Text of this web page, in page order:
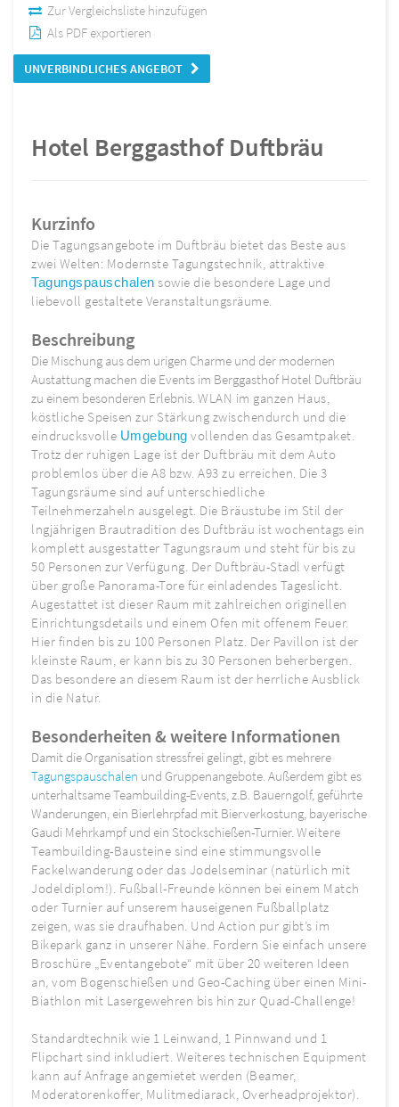
Zur Vergleichsliste hinzufügen
Als PDF exportieren
UNVERBINDLICHES ANGEBOT
Hotel Berggasthof Duftbräu
Kurzinfo
Die Tagungsangebote im Duftbräu bietet das Beste aus
zwei Welten: Modernste Tagungstechnik, attraktive
Tagungspauschalen sowie die besondere Lage und
liebevoll gestaltete Veranstaltungsräume.
Beschreibung
Die Mischung aus dem urigen Charme und der modernen
Austattung machen die Events im Berggasthof Hotel Duftbräu
zu einem besonderen Erlebnis. WLAN im ganzen Haus,
köstliche Speisen zur Stärkung zwischendurch und die
eindrucksvolle Umgebung vollenden das Gesamtpaket.
Trotz der ruhigen Lage ist der Duftbräu mit dem Auto
problemlos über die A8 bzw. A93 zu erreichen. Die 3
Tagungsräume sind auf unterschiedliche
Teilnehmerzaheln ausgelegt. Die Bräustube im Stil der
lngjährigen Brautradition des Duftbräu ist wochentags ein
komplett ausgestatter Tagungsraum und steht für bis zu
50 Personen zur Verfügung. Der Duftbräu-Stadl verfügt
über große Panorama-Tore für einladendes Tageslicht.
Augestattet ist dieser Raum mit zahlreichen originellen
Einrichtungsdetails und einem Ofen mit offenem Feuer.
Hier finden bis zu 100 Personen Platz. Der Pavillon ist der
kleinste Raum, er kann bis zu 30 Personen beherbergen.
Das besondere an diesem Raum ist der herrliche Ausblick
in die Natur.
Besonderheiten & weitere Informationen
Damit die Organisation stressfrei gelingt, gibt es mehrere
Tagungspauschalen und Gruppenangebote. Außerdem gibt es
unterhaltsame Teambuilding-Events, z.B. Bauerngolf, geführte
Wanderungen, ein Bierlehrpfad mit Bierverkostung, bayerische
Gaudi Mehrkampf und ein Stockschießen-Turnier. Weitere
Teambuilding-Bausteine sind eine stimmungsvolle
Fackelwanderung oder das Jodelseminar (natürlich mit
Jodeldiplom!). Fußball-Freunde können bei einem Match
oder Turnier auf unserem hauseigenen Fußballplatz
zeigen, was sie draufhaben. Und Action pur gibt’s im
Bikepark ganz in unserer Nähe. Fordern Sie einfach unsere
Broschüre „Eventangebote“ mit über 20 weiteren Ideen
an, vom Bogenschießen und Geo-Caching über einen Mini-
Biathlon mit Lasergewehren bis hin zur Quad-Challenge!
Standardtechnik wie 1 Leinwand, 1 Pinnwand und 1
Flipchart sind inkludiert. Weiteres technischen Equipment
kann auf Anfrage angemietet werden (Beamer,
Moderatorenkoffer, Mulitmediarack, Overheadprojektor).